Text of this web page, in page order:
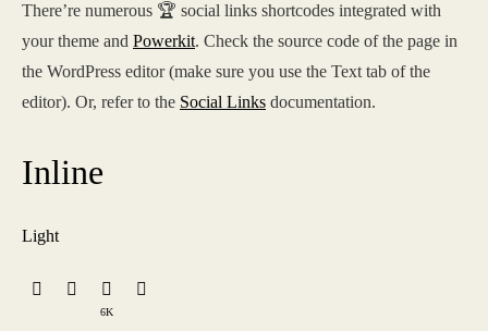
There’re numerous 🏆 social links shortcodes integrated with
your theme and Powerkit. Check the source code of the page in
the WordPress editor (make sure you use the Text tab of the
editor). Or, refer to the Social Links documentation.
Inline
Light
6K